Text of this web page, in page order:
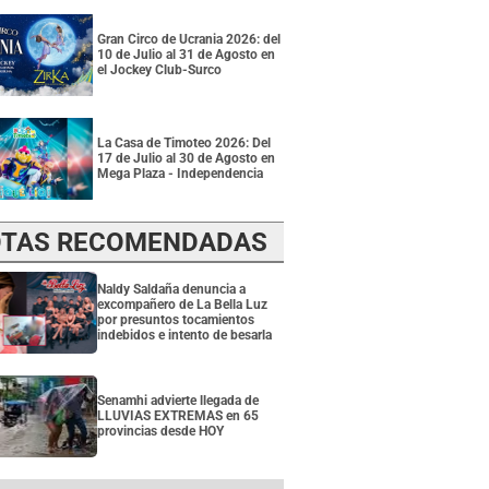
Gran Circo de Ucrania 2026: del
10 de Julio al 31 de Agosto en
el Jockey Club-Surco
La Casa de Timoteo 2026: Del
17 de Julio al 30 de Agosto en
Mega Plaza - Independencia
RECOMENDADAS
Naldy Saldaña denuncia a
excompañero de La Bella Luz
por presuntos tocamientos
indebidos e intento de besarla
Senamhi advierte llegada de
LLUVIAS EXTREMAS en 65
provincias desde HOY